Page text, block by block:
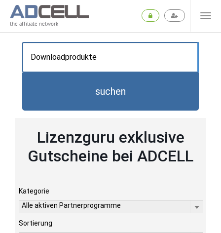
the affiliate network
suchen
Lizenzguru exklusive
Gutscheine bei ADCELL
Kategorie
Alle aktiven Partnerprogramme
Sortierung